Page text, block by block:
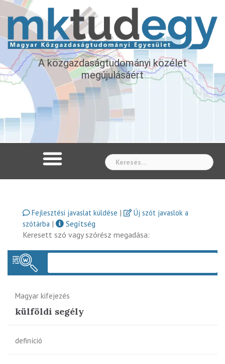
A közgazdaságtudományi közélet
megújulásáért
Fejlesztési javaslat küldése |
Új szót javaslok a
szótárba |
Segítség
Keresett szó vagy szórész megadása:
Magyar kifejezés
külföldi segély
definíció